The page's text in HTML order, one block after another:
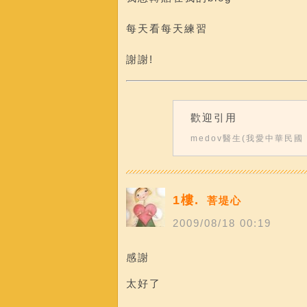
每天看每天練習
謝謝!
歡迎引用
medov醫生(我愛中華民國
1樓.
菩堤心
2009/08/18 00: 19
感謝
太好了